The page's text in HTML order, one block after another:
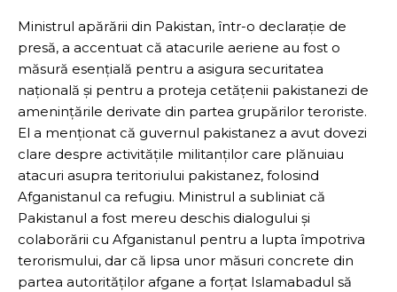
Ministrul apărării din Pakistan, într-o declarație de
presă, a accentuat că atacurile aeriene au fost o
măsură esențială pentru a asigura securitatea
națională și pentru a proteja cetățenii pakistanezi de
amenințările derivate din partea grupărilor teroriste.
El a menționat că guvernul pakistanez a avut dovezi
clare despre activitățile militanților care plănuiau
atacuri asupra teritoriului pakistanez, folosind
Afganistanul ca refugiu. Ministrul a subliniat că
Pakistanul a fost mereu deschis dialogului și
colaborării cu Afganistanul pentru a lupta împotriva
terorismului, dar că lipsa unor măsuri concrete din
partea autorităților afgane a forțat Islamabadul să